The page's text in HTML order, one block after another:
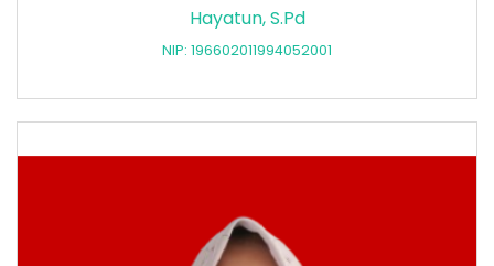
Hayatun, S.Pd
NIP: 196602011994052001